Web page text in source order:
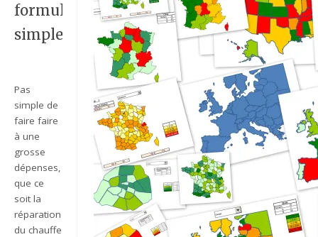
formule
simple?
Pas
simple de
faire faire
à une
grosse
dépenses,
que ce
soit la
réparation
du chauffe